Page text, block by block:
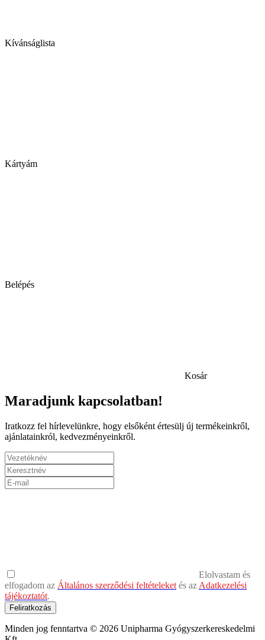
Kívánságlista
Kártyám
Belépés
Kosár
Maradjunk kapcsolatban!
Iratkozz fel hírlevelünkre, hogy elsőként értesülj új termékeinkről,
ajánlatainkról, kedvezményeinkről.
Elolvastam és
elfogadom az Általános szerződési feltételeket és az Adatkezelési
tájékoztatót.
Feliratkozás
Minden jog fenntartva © 2026 Unipharma Gyógyszerkereskedelmi